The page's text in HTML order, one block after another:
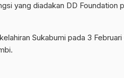
yang diadakan DD Foundation
Sukabumi pada 3